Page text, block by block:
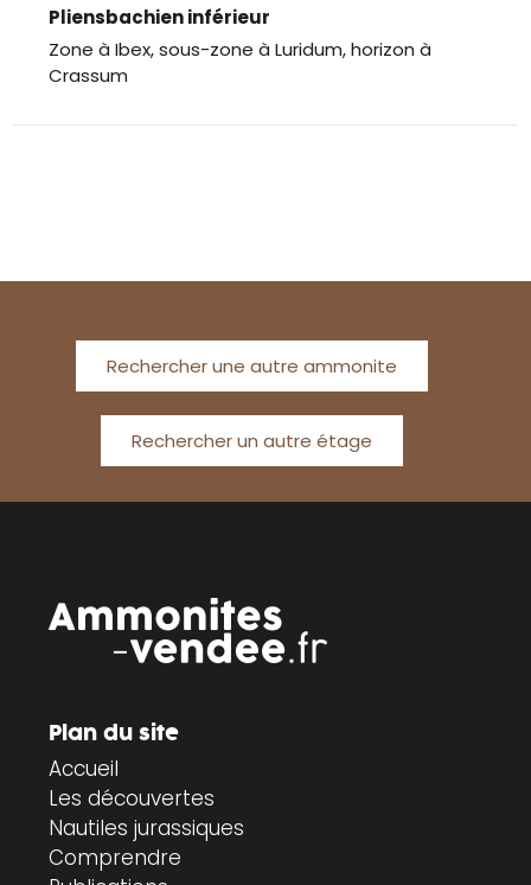
Pliensbachien inférieur
Zone à Ibex, sous-zone à Luridum, horizon à
Crassum
Rechercher une autre ammonite
Rechercher un autre étage
Plan du site
Accueil
Les découvertes
Nautiles jurassiques
Comprendre